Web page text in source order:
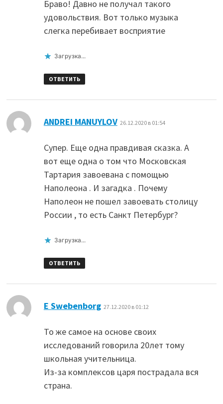
Браво! Давно не получал такого
удовольствия. Вот только музыка
слегка перебивает восприятие
Загрузка...
ОТВЕТИТЬ
ANDREI MANUYLOV: 26.12.2020 в 01:54
Супер. Еще одна правдивая сказка. А
вот еще одна о том что Московская
Тартария завоевана с помощью
Наполеона . И загадка . Почему
Наполеон не пошел завоевать столицу
России , то есть Санкт Петербург?
Загрузка...
ОТВЕТИТЬ
E Swebenborg: 27.12.2020 в 01:12
То же самое на основе своих
исследований говорила 20лет тому
школьная учительница.
Из-за комплексов царя пострадала вся
страна.